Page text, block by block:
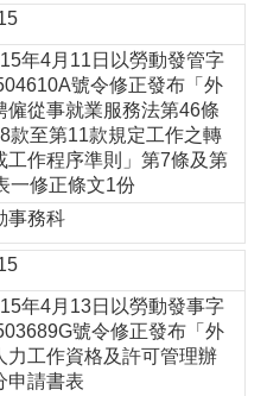
年4月11日以勞動發管字
號令修正發布「外
僱從事就業服務法第46條
款至第11款規定工作之轉
工作程序準則」第7條及第
一修正條文1份
事務科
年4月13日以勞動發事字
號令修正發布「外
力工作資格及許可管理辦
申請書表